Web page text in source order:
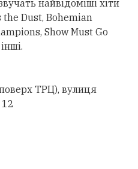
найвідоміші хіти
the Dust, Bohemian
Show Must Go
ТРЦ), вулиця
12